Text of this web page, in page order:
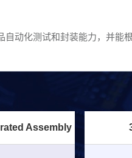
自动化测试和封装能力，并能
Assembly